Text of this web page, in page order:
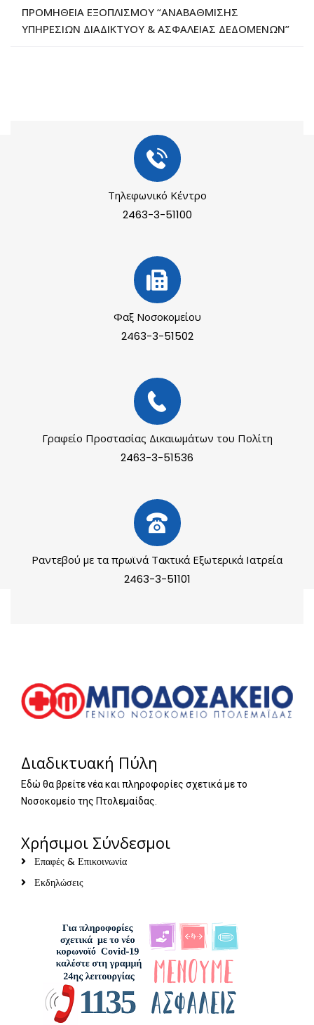
ΠΡΟΜΗΘΕΙΑ ΕΞΟΠΛΙΣΜΟΥ “ΑΝΑΒΑΘΜΙΣΗΣ
ΥΠΗΡΕΣΙΩΝ ΔΙΑΔΙΚΤΥΟΥ & ΑΣΦΑΛΕΙΑΣ ΔΕΔΟΜΕΝΩΝ”
Τηλεφωνικό Κέντρο
2463-3-51100
Φαξ Νοσοκομείου
2463-3-51502
Γραφείο Προστασίας Δικαιωμάτων του Πολίτη
2463-3-51536
Ραντεβού με τα πρωϊνά Τακτικά Εξωτερικά Ιατρεία
2463-3-51101
Διαδικτυακή Πύλη
Εδώ θα βρείτε νέα και πληροφορίες σχετικά με το
Νοσοκομείο της Πτολεμαίδας.
Χρήσιμοι Σύνδεσμοι
Επαφές & Επικοινωνία
Εκδηλώσεις